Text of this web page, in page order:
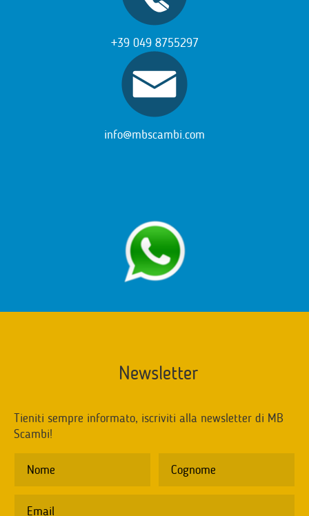
+39 049 8755297
info@mbscambi.com
Newsletter
Tieniti sempre informato, iscriviti alla newsletter di MB
Scambi!